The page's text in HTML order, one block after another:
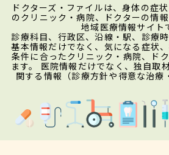
ドクターズ・ファイルは、身体の症
のクリニック・病院、ドクターの情
地域医療情報サイト
診療科目、行政区、沿線・駅、診療
基本情報だけでなく、気になる症状
条件に合ったクリニック・病院、ド
ます。 医院情報だけでなく、独自取
関する情報（診療方針や得意な治療